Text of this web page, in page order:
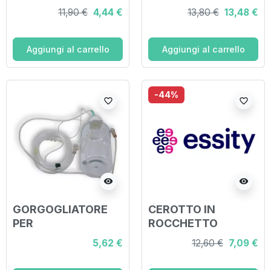
MONODOSE
RICHIUDIBILI 0,5 ML
11,90 € 4,44 €
Aggiungi al carrello
13,80 € 13,48 €
Aggiungi al carrello
visibility
favorite_border
GORGOGLIATORE
PER
OSSIGENOTERAPIA
CON OCCHIALE +
5,62 €
-44%
visibility
favorite_border
CEROTTO IN
ROCCHETTO
LEUKOSILK
IPOALLERGENICO
12,60 € 7,09 €